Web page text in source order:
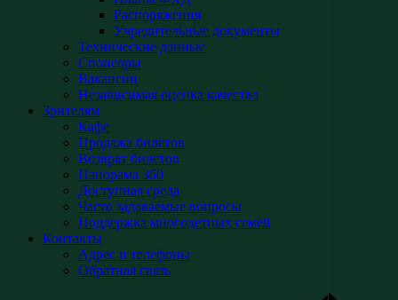
Распоряжения
Учредительные документы
Технические данные
Спонсоры
Вакансии
Независимая оценка качества
Зрителям
Кафе
Продажа билетов
Возврат билетов
Панорама 360
Доступная среда
Часто задаваемые вопросы
Поддержка многодетных семей
Контакты
Адрес и телефоны
Обратная связь